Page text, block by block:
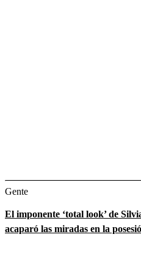
Gente
El imponente ‘total look’ de
acaparó las miradas en la